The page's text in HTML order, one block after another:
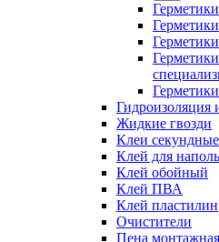
Герметики
Гидроизоляция
Жидкие гвозди
Клеи
Клей для
Клей обойный
Клей ПВА
Клей пластилин
Очистители
Пена монтажная